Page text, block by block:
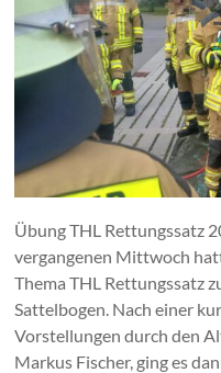
Übung THL Rettungssatz
vergangenen Mittwoch
Thema THL Rettungssatz
Sattelbogen. Nach einer
Vorstellungen durch den
Markus Fischer, ging es